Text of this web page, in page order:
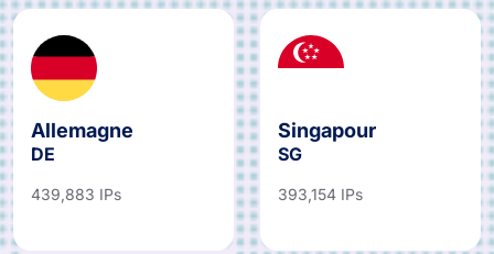
Allemagne
DE
439,883 IPs
Singapour
SG
393,154 IPs